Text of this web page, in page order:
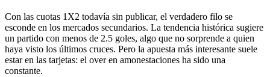
Con las cuotas 1X2 todavía sin publicar, el verdadero filo se
esconde en los mercados secundarios. La tendencia histórica sugiere
un partido con menos de 2.5 goles, algo que no sorprende a quien
haya visto los últimos cruces. Pero la apuesta más interesante suele
estar en las tarjetas: el over en amonestaciones ha sido una
constante.